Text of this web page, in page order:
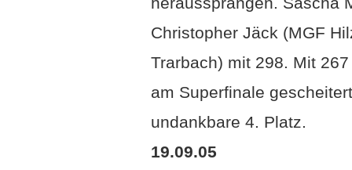
heraussprangen. Sascha
Christopher Jäck (MGF
Trarbach) mit 298. Mit
am Superfinale
undankbare 4. Platz.
19.09.05